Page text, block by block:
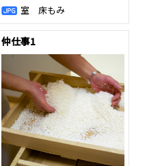
室 床もみ
仲仕事1